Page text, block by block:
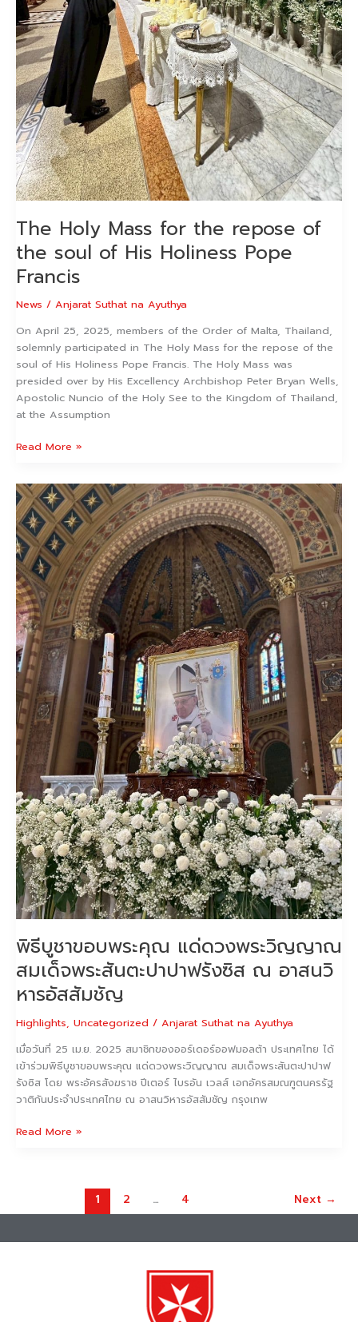
The Holy Mass for the repose of
the soul of His Holiness Pope
Francis
News / Anjarat Suthat na Ayuthya
On April 25, 2025, members of the Order of Malta, Thailand,
solemnly participated in The Holy Mass for the repose of the
soul of His Holiness Pope Francis. The Holy Mass was
presided over by His Excellency Archbishop Peter Bryan Wells,
Apostolic Nuncio of the Holy See to the Kingdom of Thailand,
at the Assumption
Read More »
พิธีบูชาขอบพระคุณ แด่ดวงพระวิญญาณ
สมเด็จพระสันตะปาปาฟรังซิส ณ อาสนวิ
หารอัสสัมชัญ
Highlights, Uncategorized / Anjarat Suthat na Ayuthya
เมื่อวันที่ 25 เม.ย. 2025 สมาชิกของออร์เดอร์ออฟมอลต้า ประเทศไทย ได้
เข้าร่วมพิธีบูชาขอบพระคุณ แด่ดวงพระวิญญาณ สมเด็จพระสันตะปาปาฟ
รังซิส โดย พระอัครสังฆราช ปีเตอร์ ไบรอัน เวลส์ เอกอัครสมณฑูตนครรัฐ
วาติกันประจำประเทศไทย ณ อาสนวิหารอัสสัมชัญ กรุงเทพ
พิธี
บูชา
ขอบพระคุณ
แด่
ดวง
พระ
วิญญาณ
สมเด็จ
พระ
สัน
ตะ
ปา
ปา
ฟ
รัง
ซิส
ณ
อาสน
วิ
หา
รอัสสัมชัญ
Read More »
1 2 … 4 Next →